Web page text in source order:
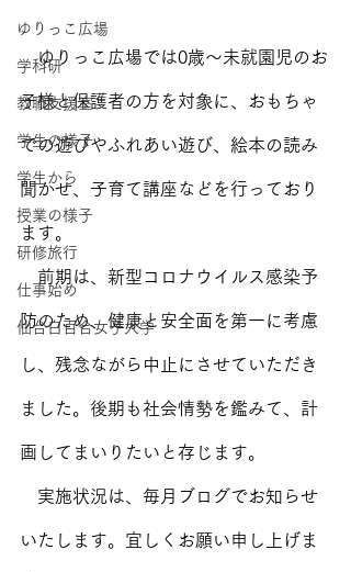
ゆりっこ広場
学科研
教職支援室
学生の様子
学生から
授業の様子
研修旅行
仕事始め
仙台白百合女子大学
ゆりっこ広場では0歳～未就園児のお
子様と保護者の方を対象に、おもちゃ
での遊びやふれあい遊び、絵本の読み
聞かせ、子育て講座などを行っており
ます。
前期は、新型コロナウイルス感染予
防のため、健康と安全面を第一に考慮
し、残念ながら中止にさせていただき
ました。後期も社会情勢を鑑みて、計
画してまいりたいと存じます。
実施状況は、毎月ブログでお知らせ
いたします。宜しくお願い申し上げま